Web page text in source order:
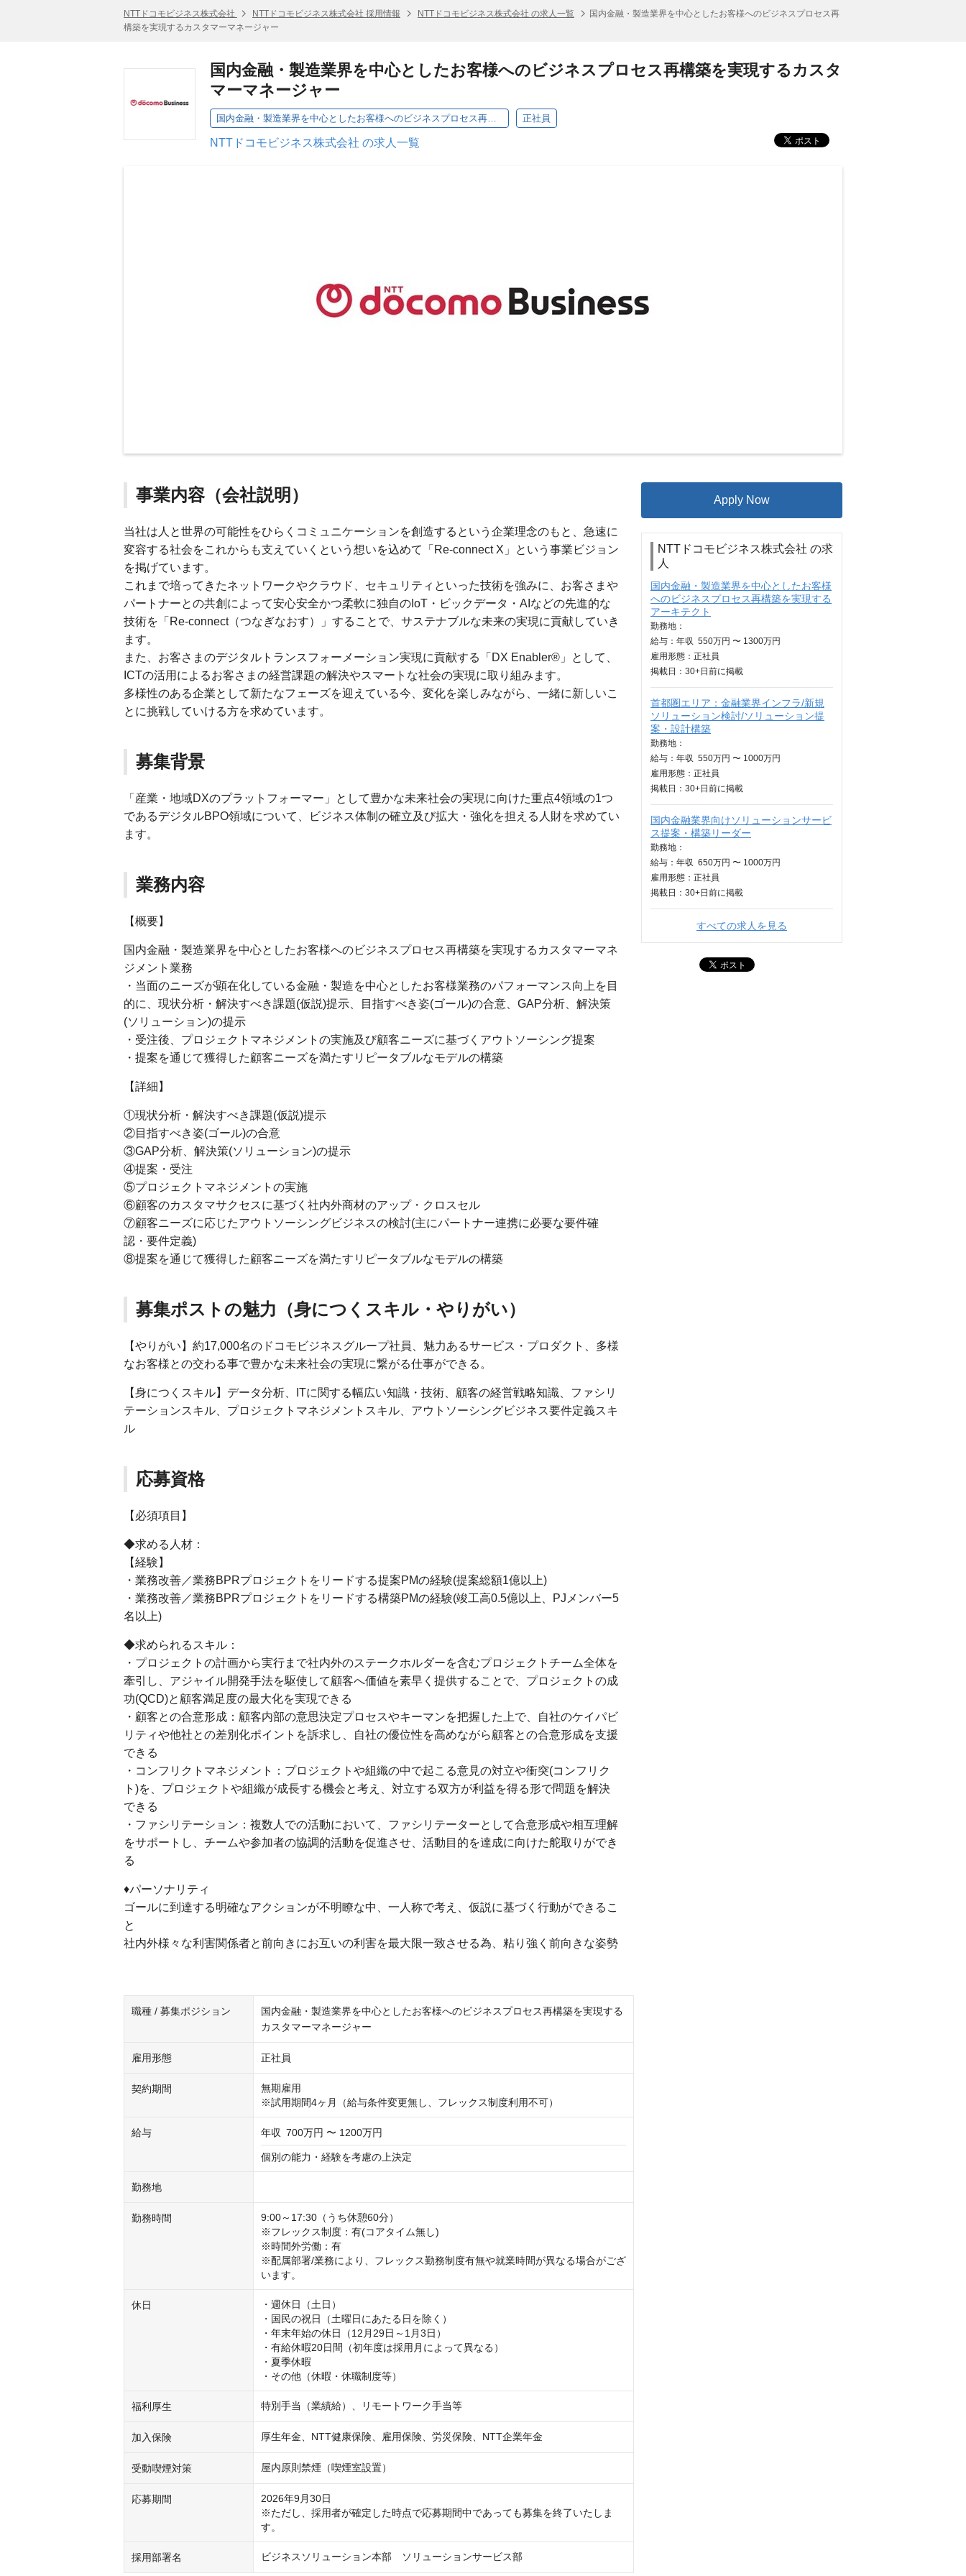
NTTドコモビジネス株式会社 NTTドコモビジネス株式会社 採用情報 NTTドコモビジネス株式会社 の求人一覧
国内金融・製造業界を中心としたお客様へのビジネスプロセス再
構築を実現するカスタマーマネージャー
国内金融・製造業界を中心としたお客様へのビジネスプロセス再構築を実現するカスタ
マーマネージャー
国内金融・製造業界を中心としたお客様へのビジネスプロセス再構築を実現するカスタマーマネージャー 正社員
NTTドコモビジネス株式会社 の求人一覧
事業内容（会社説明）
当社は人と世界の可能性をひらくコミュニケーションを創造するという企業理念のもと、急速に
変容する社会をこれからも支えていくという想いを込めて「Re-connect X」という事業ビジョン
を掲げています。
これまで培ってきたネットワークやクラウド、セキュリティといった技術を強みに、お客さまや
パートナーとの共創によって安心安全かつ柔軟に独自のIoT・ビックデータ・AIなどの先進的な
技術を「Re-connect（つなぎなおす）」することで、サステナブルな未来の実現に貢献していき
ます。
また、お客さまのデジタルトランスフォーメーション実現に貢献する「DX Enabler®」として、
ICTの活用によるお客さまの経営課題の解決やスマートな社会の実現に取り組みます。
多様性のある企業として新たなフェーズを迎えている今、変化を楽しみながら、一緒に新しいこ
とに挑戦していける方を求めています。
募集背景
「産業・地域DXのプラットフォーマー」として豊かな未来社会の実現に向けた重点4領域の1つ
であるデジタルBPO領域について、ビジネス体制の確立及び拡大・強化を担える人財を求めてい
ます。
業務内容
【概要】
国内金融・製造業界を中心としたお客様へのビジネスプロセス再構築を実現するカスタマーマネ
ジメント業務
・当面のニーズが顕在化している金融・製造を中心としたお客様業務のパフォーマンス向上を目
的に、現状分析・解決すべき課題(仮説)提示、目指すべき姿(ゴール)の合意、GAP分析、解決策
(ソリューション)の提示
・受注後、プロジェクトマネジメントの実施及び顧客ニーズに基づくアウトソーシング提案
・提案を通じて獲得した顧客ニーズを満たすリピータブルなモデルの構築
【詳細】
①現状分析・解決すべき課題(仮説)提示
②目指すべき姿(ゴール)の合意
③GAP分析、解決策(ソリューション)の提示
④提案・受注
⑤プロジェクトマネジメントの実施
⑥顧客のカスタマサクセスに基づく社内外商材のアップ・クロスセル
⑦顧客ニーズに応じたアウトソーシングビジネスの検討(主にパートナー連携に必要な要件確
認・要件定義)
⑧提案を通じて獲得した顧客ニーズを満たすリピータブルなモデルの構築
募集ポストの魅力（身につくスキル・やりがい）
【やりがい】約17,000名のドコモビジネスグループ社員、魅力あるサービス・プロダクト、多様
なお客様との交わる事で豊かな未来社会の実現に繋がる仕事ができる。
【身につくスキル】データ分析、ITに関する幅広い知識・技術、顧客の経営戦略知識、ファシリ
テーションスキル、プロジェクトマネジメントスキル、アウトソーシングビジネス要件定義スキ
ル
応募資格
【必須項目】
◆求める人材：
【経験】
・業務改善／業務BPRプロジェクトをリードする提案PMの経験(提案総額1億以上)
・業務改善／業務BPRプロジェクトをリードする構築PMの経験(竣工高0.5億以上、PJメンバー5
名以上)
◆求められるスキル：
・プロジェクトの計画から実行まで社内外のステークホルダーを含むプロジェクトチーム全体を
牽引し、アジャイル開発手法を駆使して顧客へ価値を素早く提供することで、プロジェクトの成
功(QCD)と顧客満足度の最大化を実現できる
・顧客との合意形成：顧客内部の意思決定プロセスやキーマンを把握した上で、自社のケイパビ
リティや他社との差別化ポイントを訴求し、自社の優位性を高めながら顧客との合意形成を支援
できる
・コンフリクトマネジメント：プロジェクトや組織の中で起こる意見の対立や衝突(コンフリク
ト)を、プロジェクトや組織が成長する機会と考え、対立する双方が利益を得る形で問題を解決
できる
・ファシリテーション：複数人での活動において、ファシリテーターとして合意形成や相互理解
をサポートし、チームや参加者の協調的活動を促進させ、活動目的を達成に向けた舵取りができ
る
♦パーソナリティ
ゴールに到達する明確なアクションが不明瞭な中、一人称で考え、仮説に基づく行動ができるこ
と
社内外様々な利害関係者と前向きにお互いの利害を最大限一致させる為、粘り強く前向きな姿勢
職種 / 募集ポジション
国内金融・製造業界を中心としたお客様へのビジネスプロセス再構築を実現する
カスタマーマネージャー
雇用形態 正社員
契約期間
無期雇用
※試用期間4ヶ月（給与条件変更無し、フレックス制度利用不可）
給与 年収 700万円 〜 1200万円
個別の能力・経験を考慮の上決定
勤務地
勤務時間
9:00～17:30（うち休憩60分）
※フレックス制度：有(コアタイム無し)
※時間外労働：有
※配属部署/業務により、フレックス勤務制度有無や就業時間が異なる場合がござ
います。
休日
・週休日（土日）
・国民の祝日（土曜日にあたる日を除く）
・年末年始の休日（12月29日～1月3日）
・有給休暇20日間（初年度は採用月によって異なる）
・夏季休暇
・その他（休暇・休職制度等）
福利厚生 特別手当（業績給）、リモートワーク手当等
加入保険 厚生年金、NTT健康保険、雇用保険、労災保険、NTT企業年金
受動喫煙対策 屋内原則禁煙（喫煙室設置）
応募期間
2026年9月30日
※ただし、採用者が確定した時点で応募期間中であっても募集を終了いたしま
す。
採用部署名 ビジネスソリューション本部　ソリューションサービス部
Apply Now
NTTドコモビジネス株式会社 の求
人
国内金融・製造業界を中心としたお客様
へのビジネスプロセス再構築を実現する
アーキテクト
勤務地：
給与： 年収 550万円 〜 1300万円
雇用形態：正社員
掲載日： 30+日 前に掲載
首都圏エリア：金融業界インフラ/新規
ソリューション検討/ソリューション提
案・設計構築
勤務地：
給与： 年収 550万円 〜 1000万円
雇用形態：正社員
掲載日： 30+日 前に掲載
国内金融業界向けソリューションサービ
ス提案・構築リーダー
勤務地：
給与： 年収 650万円 〜 1000万円
雇用形態：正社員
掲載日： 30+日 前に掲載
すべての求人を見る